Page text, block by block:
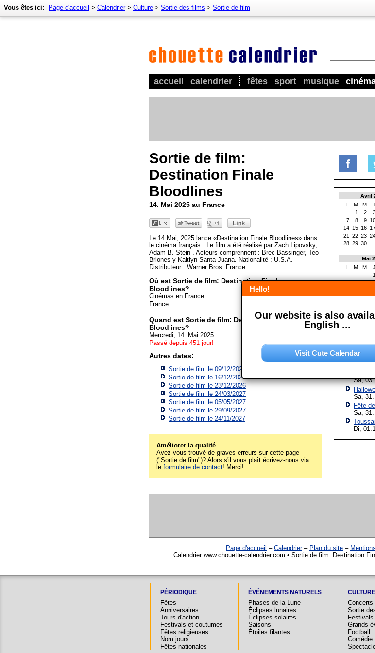
accueil calendrier fêtes sport musique
Vous êtes ici: Page d'accueil > Calendrier> Culture > Sortie des films > Sortie de film
Sortie de film:
Destination Finale
Bloodlines
14. Mai 2025 au France
Le 14 Mai, 2025 lance «Destination Finale Bloodlines» dans
le cinéma français . Le film a été réalisé par Zach Lipovsky,
Adam B. Stein . Acteurs comprennent : Brec Bassinger, Teo
Briones y Kaitlyn Santa Juana. Nationalité : U.S.A.
Distributeur : Warner Bros. France.
Où est Sortie de film: Destination Finale
Bloodlines?
Cinémas en France
France
Quand est Sortie de film: Destination Finale
Bloodlines?
Mercredi, 14. Mai 2025
Passé depuis 451 jour!
Autres dates:
Sortie de film le 09/12/2026
Sortie de film le 16/12/2026
Sortie de film le 23/12/2026
Sortie de film le 24/03/2027
Sortie de film le 05/05/2027
Sortie de film le 29/09/2027
Sortie de film le 24/11/2027
Améliorer la qualité
Avez-vous trouvé de graves erreurs sur cette page
("Sortie de film")? Alors s'il vous plaît écrivez-nous via
le formulaire de contact! Merci!
Avril
L
M M J
1
2 3
7
8 9 10
14 15 16 17
21
22 23 24
28 29 30
Mai
L
M M J
1
5
6 7 8
19 20 21 22
Les
Sa,
Sa,
Sa,
Fête
Sa,
Di,
Page d'accueil – Calendrier– Plan du site –
Calendrier www.chouette-calendrier.com • Sortie de film: Destination
PÉRIODIQUE
Fêtes
Anniversaires
Jours d'action
Festivals et coutumes
Fêtes religieuses
Nom jours
Fêtes nationales
ÉVÉNEMENTS NATURELS
Phases de la Lune
Éclipses lunaires
Éclipses solaires
Saisons
Étoiles filantes
CULTURE
Concerts
Sortie
Festivals
Grands
Football
Comédie
Hello!
Our website is also
English ...
Visit Cute Calendar